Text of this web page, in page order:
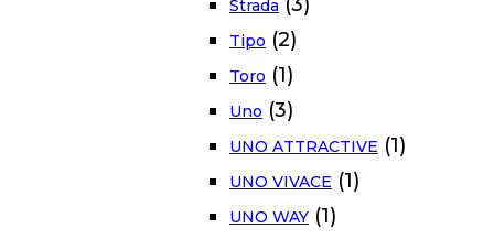
Strada
Tipo (2)
Toro (1)
Uno (3)
UNO ATTRACTIVE (1)
UNO VIVACE (1)
UNO WAY (1)